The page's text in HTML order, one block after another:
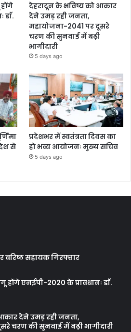
डाॅ.
देहरादून के भविष्य को आकार
देने उमड़ रही जनता,
महायोजना-2041 पर दूसरे
चरण की सुनवाई में बढ़ी
भागीदारी
5 days ago
से
प्रदेशभर में स्वतंत्रता दिवस का
हो भव्य आयोजनः मुख्य सचिव
5 days ago
सहायक गिरफ्तार
होंगे एनईपी-2020 के प्रावधानः डाॅ.
देने उमड़ रही जनता,
चरण की सुनवाई में बढ़ी भागीदारी